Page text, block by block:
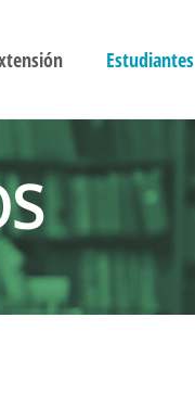
Estudiantes